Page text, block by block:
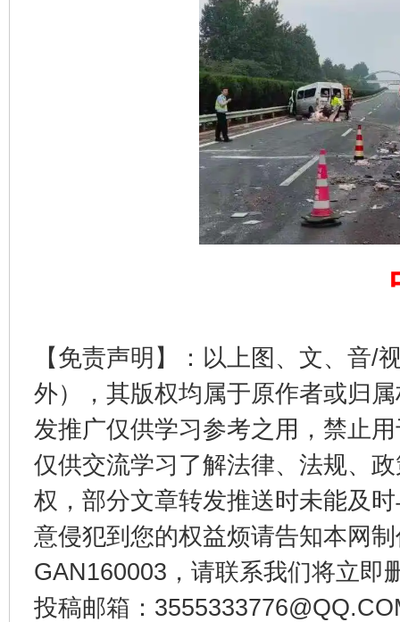
【免责声明】：以上图、文、音/
外），其版权均属于原作者或归
发推广仅供学习参考之用，禁止
仅供交流学习了解法律、法规、
权，部分文章转发推送时未能及
意侵犯到您的权益烦请告知本网
GAN160003，请联系我们将立即
投稿邮箱：
东山县通报“牛蛙产品抗生素超标问题”
揭开“小金库”的免责幌子